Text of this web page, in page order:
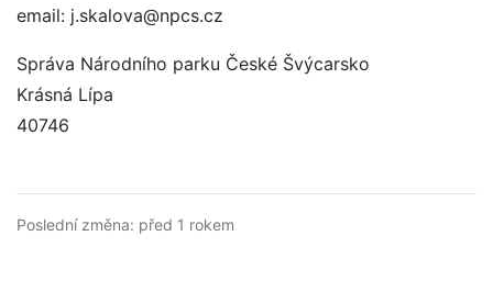
email: j.skalova@npcs.cz
Správa Národního parku České Švýcarsko
Krásná Lípa
40746
Poslední změna: před 1 rokem